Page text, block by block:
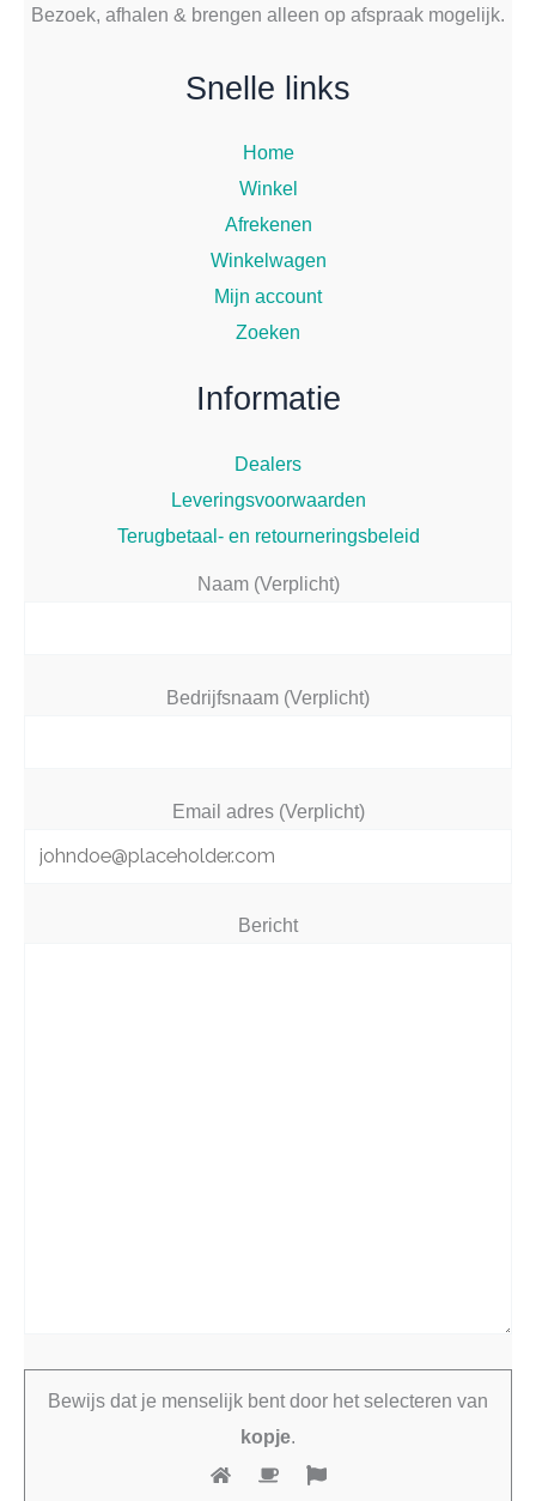
Bezoek, afhalen & brengen alleen op afspraak mogelijk.
Snelle links
Home
Winkel
Afrekenen
Winkelwagen
Mijn account
Zoeken
Informatie
Dealers
Leveringsvoorwaarden
Terugbetaal- en retourneringsbeleid
Naam (Verplicht)
Bedrijfsnaam (Verplicht)
Email adres (Verplicht)
Bericht
Bewijs dat je menselijk bent door het selecteren van
kopje.